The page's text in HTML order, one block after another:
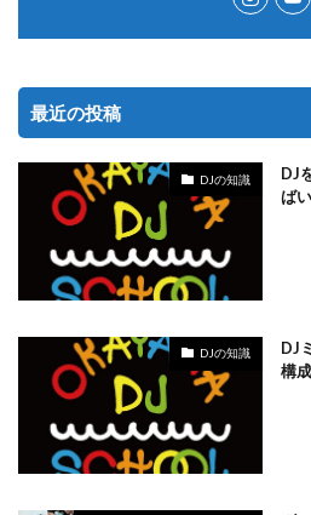
最近の投稿
DJの知識
DJ
ば
DJの知識
DJ
構